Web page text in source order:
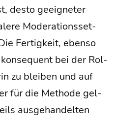
des­to geeig­ne­ter
Mode­ra­ti­ons­set­
Fer­tig­keit, eben­so
bei der Rol­
zu blei­ben und auf
für die Metho­de gel­
aus­ge­han­del­ten